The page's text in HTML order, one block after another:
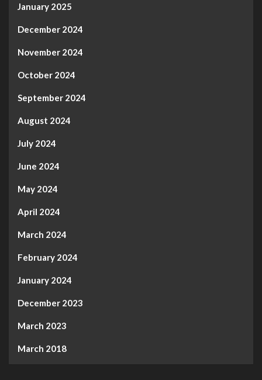
January 2025
December 2024
November 2024
October 2024
September 2024
August 2024
July 2024
June 2024
May 2024
April 2024
March 2024
February 2024
January 2024
December 2023
March 2023
March 2018